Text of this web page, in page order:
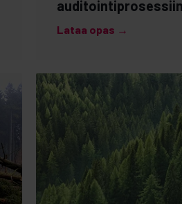
Lataa opas →